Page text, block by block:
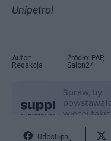
Unipetrol
Autor:
Redakcja
Źródło: PAP,
Salon24
Udostępnij